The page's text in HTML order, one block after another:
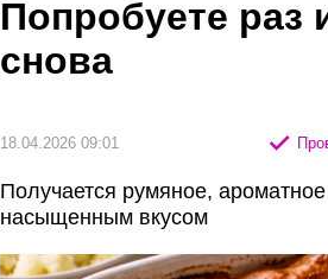
Попробуете раз
снова
18.04.2026 09:01
Получается румяное,
насыщенным вкусом